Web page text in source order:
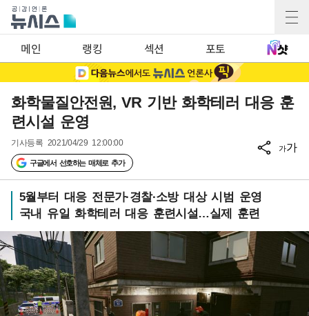
메인 랭킹 섹션 포토
화학물질안전원, VR 기반 화학테러 대응 훈
련시설 운영
기사등록 2021/04/29 12:00:00
구글에서 선호하는 매체로 추가
가가
5월부터 대응 전문가·경찰·소방 대상 시범 운영
국내 유일 화학테러 대응 훈련시설…실제 훈련